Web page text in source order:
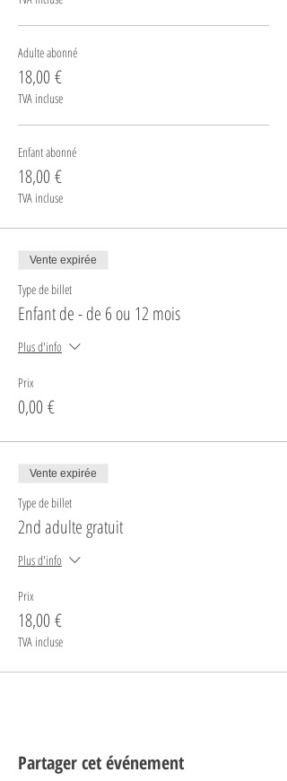
Adulte abonné
18,00 €
TVA incluse
Enfant abonné
18,00 €
TVA incluse
Vente expirée
Type de billet
Enfant de - de 6 ou 12 mois
Plus d'info
Prix
0,00 €
Vente expirée
Type de billet
2nd adulte gratuit
Plus d'info
Prix
18,00 €
TVA incluse
Partager cet événement